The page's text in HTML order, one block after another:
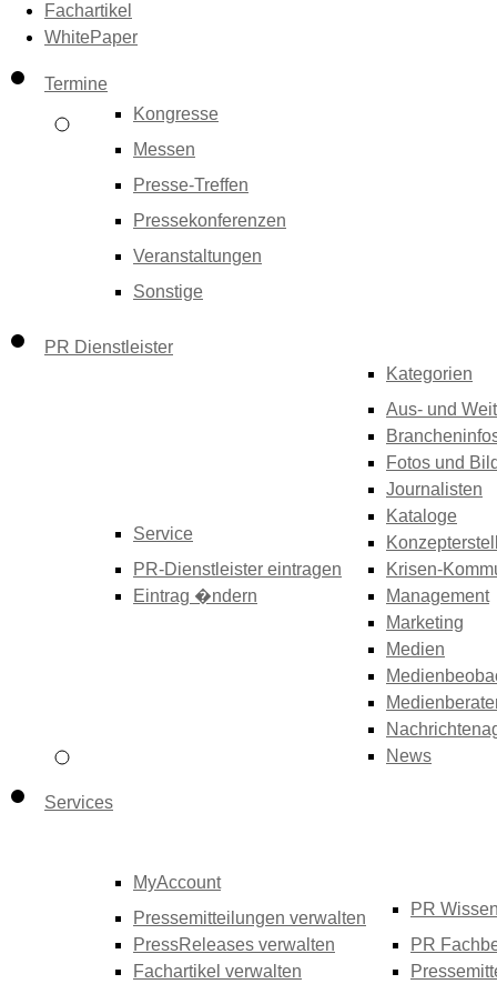
Fachartikel
WhitePaper
Termine
Kongresse
Messen
Presse-Treffen
Pressekonferenzen
Veranstaltungen
Sonstige
PR Dienstleister
Service
PR-Dienstleister eintragen
Eintrag �ndern
Kategorien
Aus- und
Fotos und
Journalisten
Kataloge
Krisen-
Management
Marketing
Medien
News
Services
MyAccount
Pressemitteilungen verwalten
PressReleases verwalten
Fachartikel verwalten
PR
PR